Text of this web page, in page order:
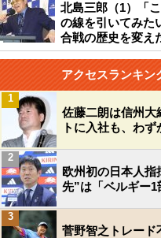
北島三郎（1）「
の線を引いてみた
合戦の歴史を変え
アクセスランキン
佐藤二朗は信州大
トに入社も、わ
1
欧州初の日本人指
先”は「ベルギー
2
菅野智之トレー
3